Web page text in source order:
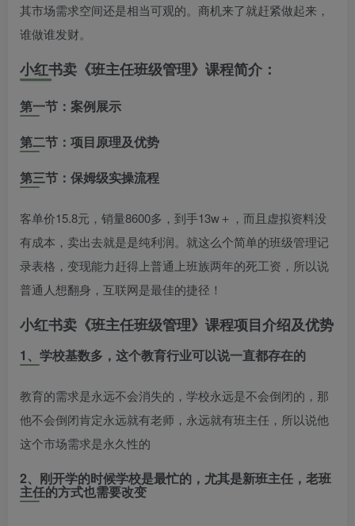
其市场需求空间还是相当可观的。商机来了就赶紧做起来，
谁做谁发财。
小红书卖《班主任班级管理》课程简介：
第一节：案例展示
第二节：项目原理及优势
第三节：保姆级实操流程
客单价15.8元，销量8600多，到手13w＋，而且虚拟资料没
有成本，卖出去就是是纯利润。就这么个简单的班级管理记
录表格，变现能力赶得上普通上班族两年的死工资，所以说
普通人想翻身，互联网是最佳的捷径！
小红书卖《班主任班级管理》课程项目介绍及优势
1、学校基数多，这个教育行业可以说一直都存在的
教育的需求是永远不会消失的，学校永远是不会倒闭的，那
他不会倒闭肯定永远就有老师，永远就有班主任，所以说他
这个市场需求是永久性的
2、刚开学的时候学校是最忙的，尤其是新班主任，老班
主任的方式也需要改变